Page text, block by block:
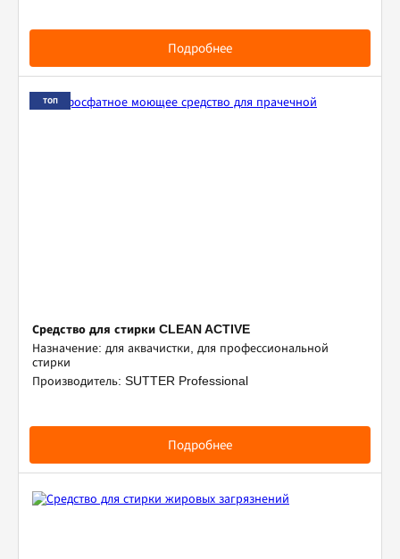
Подробнее
ТОП
Средство для стирки CLEAN ACTIVE
Назначение: для аквачистки, для профессиональной
стирки
Производитель: SUTTER Professional
Подробнее